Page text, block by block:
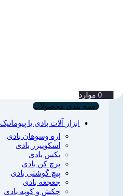
0 موارد
دسته بندی محصولات
ابزار آلات بادی یا پنوماتیک
اره وسوهان بادی
اسکوییزر بادی
بکس بادی
پرچ کن بادی
پیچ گوشتی بادی
جغجغه بادی
چکش و کوبه بادی